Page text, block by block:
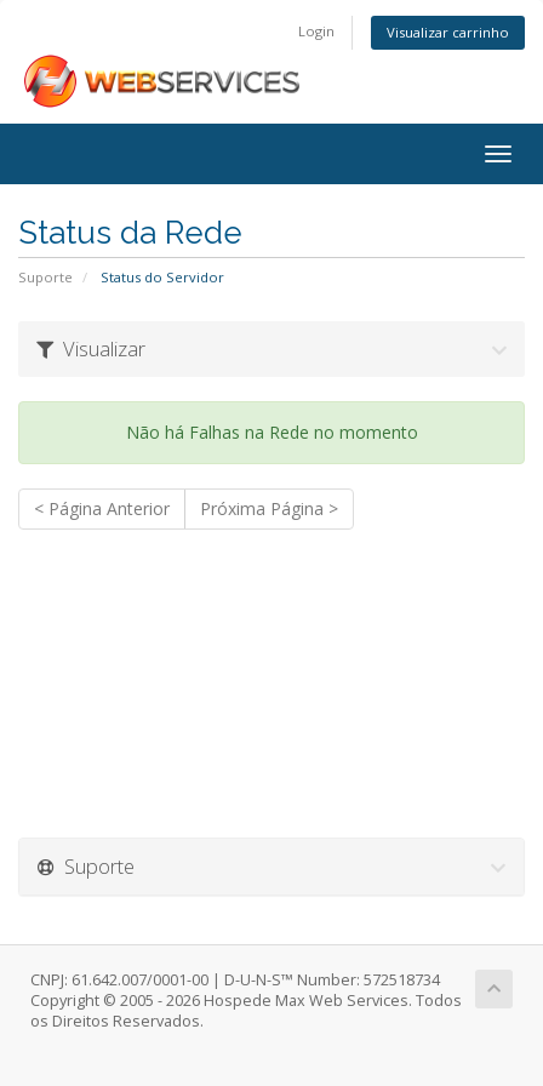
Login Visualizar carrinho
Status da Rede
Suporte Status do Servidor
Visualizar
Não há Falhas na Rede no momento
< Página Anterior Próxima Página >
Suporte
CNPJ: 61.642.007/0001-00 | D-U-N-S™ Number: 572518734
Copyright © 2005 - 2026 Hospede Max Web Services. Todos
os Direitos Reservados.